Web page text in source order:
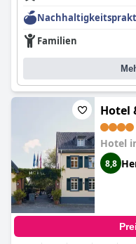
Familien
Hotel
Hotel
8,8